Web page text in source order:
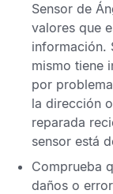
Sensor de
valores que
información.
mismo tiene
por
la dirección
reparada
sensor está
Comprueba
daños o